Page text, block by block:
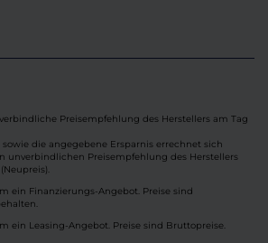
Preisempfehlung des Herstellers am Tag
die angegebene Ersparnis errechnet sich
unverbindlichen Preisempfehlung des Herstellers
ein Finanzierungs-Angebot. Preise sind
ein Leasing-Angebot. Preise sind Bruttopreise.